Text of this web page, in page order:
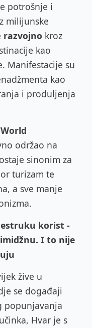
potrošnje i
milijunske
razvojno kroz
kao
Manifestacije su
kao
i produljenja
održao na
sinonim za
turizam te
a sve manje
korist -
I to nije
žive u
se događaji
popunjavanja
Hvar je s